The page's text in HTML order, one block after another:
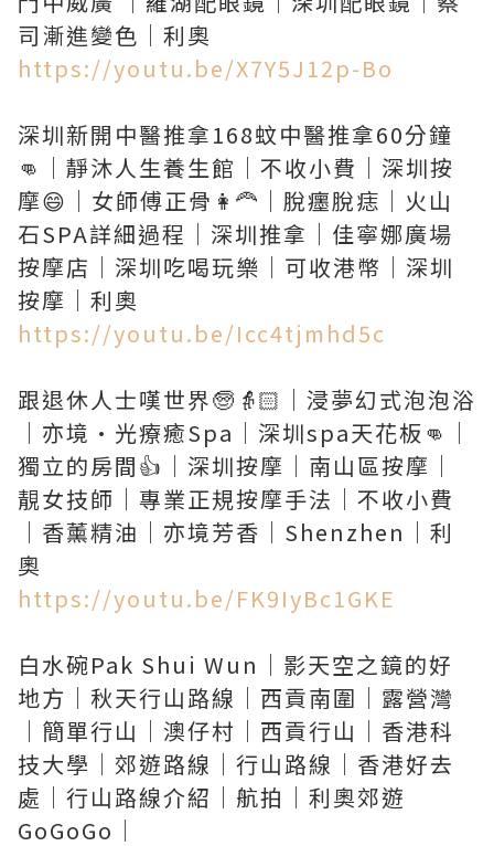
https://youtu.be/X7Y5J12p-Bo
深圳新開中醫推拿168蚊中醫推拿60分鐘
👊｜靜沐人生養生館｜不收小費｜深圳按
摩😄｜女師傅正骨👩‍🦰｜脫癦脫痣｜火山
石SPA詳細過程｜深圳推拿｜佳寧娜廣場
按摩店｜深圳吃喝玩樂｜可收港幣｜深圳
https://youtu.be/Icc4tjmhd5c
跟退休人士嘆世界🧓👵🏻｜浸夢幻式泡泡浴
｜亦境·光療癒Spa｜深圳spa天花板👊｜
獨立的房間👍｜深圳按摩｜南山區按摩｜
靚女技師｜專業正規按摩手法｜不收小費
｜香薰精油｜亦境芳香｜Shenzhen｜利
https://youtu.be/FK9IyBc1GKE
白水碗Pak Shui Wun｜影天空之鏡的好
地方｜秋天行山路線｜西貢南圍｜露營灣
｜簡單行山｜澳仔村｜西貢行山｜香港科
技大學｜郊遊路線｜行山路線｜香港好去
處｜行山路線介紹｜航拍｜利奧郊遊